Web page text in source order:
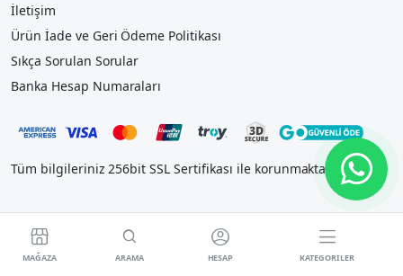
İletişim
Ürün İade ve Geri Ödeme Politikası
Sıkça Sorulan Sorular
Banka Hesap Numaraları
Tüm bilgileriniz 256bit SSL Sertifikası ile korunmaktadır.

MAĞAZA

ARAMA

HESAP

KATEGORILER